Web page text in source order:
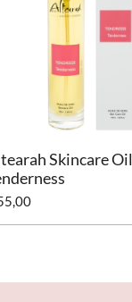
Skincare Oil